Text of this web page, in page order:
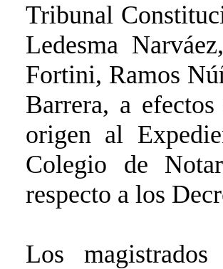
Tribunal
Ledesma
Fortini, Ramos
Barrera, a
origen al
Colegio de
respecto a los
Los